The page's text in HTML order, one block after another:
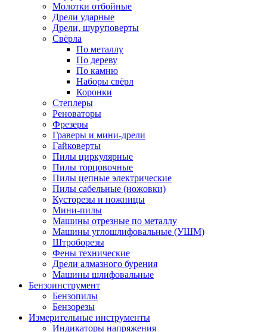
Молотки отбойные
Дрели ударные
Дрели, шуруповерты
Свёрла
По металлу
По дереву
По камню
Наборы свёрл
Коронки
Степлеры
Реноваторы
Фрезеры
Граверы и мини-дрели
Гайковерты
Пилы циркулярные
Пилы торцовочные
Пилы цепные электрические
Пилы сабельные (ножовки)
Кусторезы и ножницы
Мини-пилы
Машины отрезные по металлу
Машины углошлифовальные (УШМ)
Штроборезы
Фены технические
Дрели алмазного бурения
Машины шлифовальные
Бензоинструмент
Бензопилы
Бензорезы
Измерительные инструменты
Индикаторы напряжения